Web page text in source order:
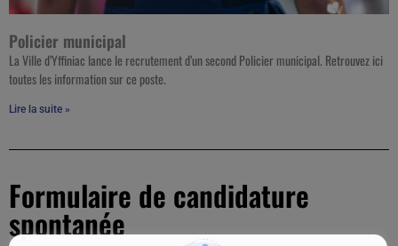
Policier municipal
La Ville d’Yffiniac lance le recrutement d’un second Policier municipal. Retrouvez ici
toutes les information sur ce poste.
Lire la suite »
Formulaire de candidature
spontanée